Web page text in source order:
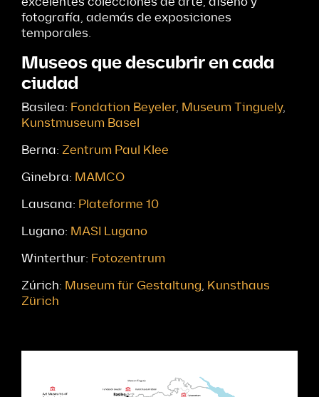
fotografía, además de exposiciones
temporales.
Museos que descubrir en cada
ciudad
Basilea: Fondation Beyeler, Museum Tinguely,
Kunstmuseum Basel
Berna: Zentrum Paul Klee
Ginebra: MAMCO
Lausana: Plateforme 10
Lugano: MASI Lugano
Winterthur: Fotozentrum
Zúrich: Museum für Gestaltung, Kunsthaus
Zürich